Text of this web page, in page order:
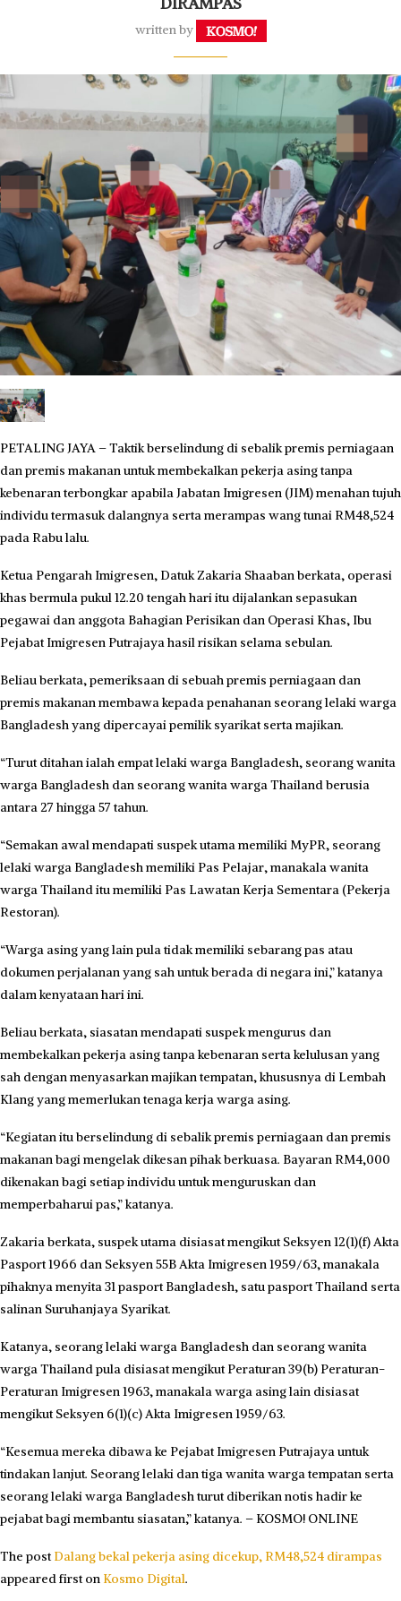
written by
PETALING JAYA – Taktik berselindung di sebalik premis perniagaan
dan premis makanan untuk membekalkan pekerja asing tanpa
kebenaran terbongkar apabila Jabatan Imigresen (JIM) menahan tujuh
individu termasuk dalangnya serta merampas wang tunai RM48,524
pada Rabu lalu.
Ketua Pengarah Imigresen, Datuk Zakaria Shaaban berkata, operasi
khas bermula pukul 12.20 tengah hari itu dijalankan sepasukan
pegawai dan anggota Bahagian Perisikan dan Operasi Khas, Ibu
Pejabat Imigresen Putrajaya hasil risikan selama sebulan.
Beliau berkata, pemeriksaan di sebuah premis perniagaan dan
premis makanan membawa kepada penahanan seorang lelaki warga
Bangladesh yang dipercayai pemilik syarikat serta majikan.
“Turut ditahan ialah empat lelaki warga Bangladesh, seorang wanita
warga Bangladesh dan seorang wanita warga Thailand berusia
antara 27 hingga 57 tahun.
“Semakan awal mendapati suspek utama memiliki MyPR, seorang
lelaki warga Bangladesh memiliki Pas Pelajar, manakala wanita
warga Thailand itu memiliki Pas Lawatan Kerja Sementara (Pekerja
Restoran).
“Warga asing yang lain pula tidak memiliki sebarang pas atau
dokumen perjalanan yang sah untuk berada di negara ini,” katanya
dalam kenyataan hari ini.
Beliau berkata, siasatan mendapati suspek mengurus dan
membekalkan pekerja asing tanpa kebenaran serta kelulusan yang
sah dengan menyasarkan majikan tempatan, khususnya di Lembah
Klang yang memerlukan tenaga kerja warga asing.
“Kegiatan itu berselindung di sebalik premis perniagaan dan premis
makanan bagi mengelak dikesan pihak berkuasa. Bayaran RM4,000
dikenakan bagi setiap individu untuk menguruskan dan
memperbaharui pas,” katanya.
Zakaria berkata, suspek utama disiasat mengikut Seksyen 12(1)(f) Akta
Pasport 1966 dan Seksyen 55B Akta Imigresen 1959/63, manakala
pihaknya menyita 31 pasport Bangladesh, satu pasport Thailand serta
salinan Suruhanjaya Syarikat.
Katanya, seorang lelaki warga Bangladesh dan seorang wanita
warga Thailand pula disiasat mengikut Peraturan 39(b) Peraturan-
Peraturan Imigresen 1963, manakala warga asing lain disiasat
mengikut Seksyen 6(1)(c) Akta Imigresen 1959/63.
“Kesemua mereka dibawa ke Pejabat Imigresen Putrajaya untuk
tindakan lanjut. Seorang lelaki dan tiga wanita warga tempatan serta
seorang lelaki warga Bangladesh turut diberikan notis hadir ke
pejabat bagi membantu siasatan,” katanya. – KOSMO! ONLINE
The postDalang bekal pekerja asing dicekup, RM48,524 dirampas
appeared first on Kosmo Digital.